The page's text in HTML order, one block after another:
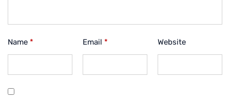
Name * Email * Website